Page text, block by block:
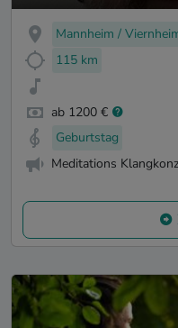
Mannheim /
115 km
ab 1200 €
Geburtstag
Meditations